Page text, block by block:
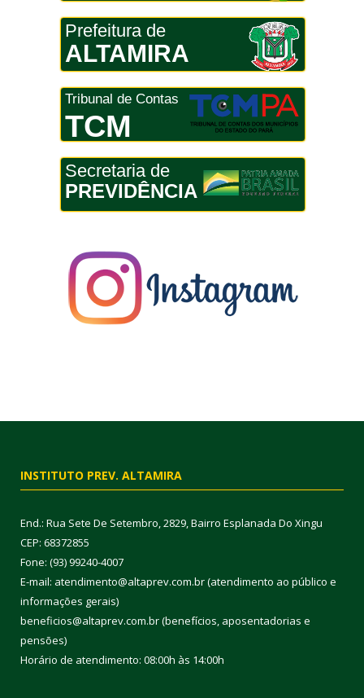
Prefeitura de
ALTAMIRA
Tribunal de Contas
TCM
Secretaria de
PREVIDÊNCIA
INSTITUTO PREV. ALTAMIRA
End.: Rua Sete De Setembro, 2829, Bairro Esplanada Do Xingu
CEP: 68372855
Fone: (93) 99240-4007
E-mail: atendimento@altaprev.com.br (atendimento ao público e
informações gerais)
beneficios@altaprev.com.br (benefícios, aposentadorias e
pensões)
Horário de atendimento: 08:00h às 14:00h